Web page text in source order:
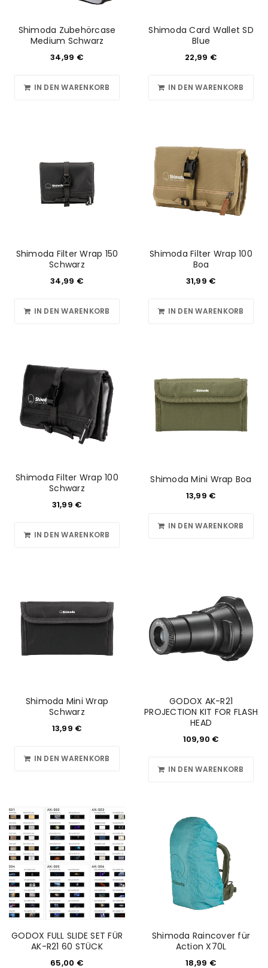
ANMELDEN
Benutzername oder E-Mail-Adresse*
Shimoda Zubehörcase
Medium Schwarz
34,99 €
IN DEN WARENKORB
Shimoda Card Wallet SD
Blue
22,99 €
IN DEN WARENKORB
Shimoda Filter Wrap 150
Schwarz
34,99 €
IN DEN WARENKORB
Shimoda Filter Wrap 100
Boa
31,99 €
IN DEN WARENKORB
Shimoda Filter Wrap 100
Schwarz
31,99 €
IN DEN WARENKORB
Shimoda Mini Wrap Boa
13,99 €
IN DEN WARENKORB
Shimoda Mini Wrap
Schwarz
13,99 €
IN DEN WARENKORB
GODOX AK-R21
PROJECTION KIT FOR FLASH
HEAD
109,90 €
IN DEN WARENKORB
GODOX FULL SLIDE SET FÜR
AK-R21 60 STÜCK
65,00 €
Shimoda Raincover für
Action X70L
18,99 €